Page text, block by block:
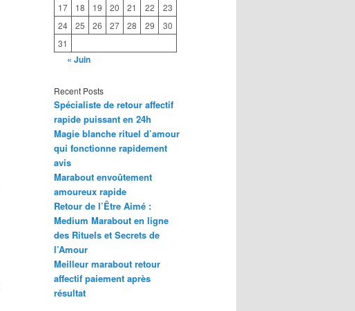
17
18 19 20 21 22
23
24
25 26 27 28 29
30
31
« Juin
Recent Posts
Spécialiste de retour affectif
rapide puissant en 24h
Magie blanche rituel d’amour
qui fonctionne rapidement
avis
Marabout envoûtement
amoureux rapide
Retour de l’Être Aimé :
Medium Marabout en ligne
des Rituels et Secrets de
l’Amour
Meilleur marabout retour
affectif paiement après
résultat